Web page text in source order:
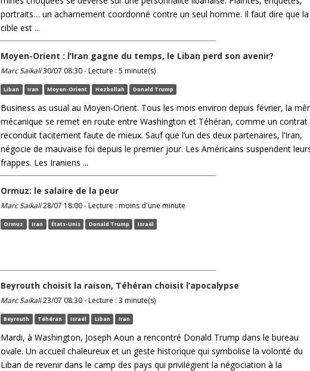
portraits… un acharnement coordonné contre un seul homme. Il faut dire que la
cible est ...
Moyen-Orient : l’Iran gagne du temps, le Liban perd son avenir?
Marc Saikali30/07 08:30 - Lecture : 5 minute(s)
Liban Iran Moyen-Orient Hezbollah Donald Trump
Business as usual au Moyen-Orient. Tous les mois environ depuis février, la
mécanique se remet en route entre Washington et Téhéran, comme un contrat
reconduit tacitement faute de mieux. Sauf que l’un des deux partenaires, l’Iran,
négocie de mauvaise foi depuis le premier jour. Les Américains suspendent
frappes. Les Iraniens ...
Ormuz: le salaire de la peur
Marc Saikali28/07 18:00 - Lecture : moins d'une minute
Ormuz Iran États-Unis Donald Trump Israël
Beyrouth choisit la raison, Téhéran choisit l’apocalypse
Marc Saikali23/07 08:30 - Lecture : 3 minute(s)
Beyrouth Téhéran Israël Liban Iran
Mardi, à Washington, Joseph Aoun a rencontré Donald Trump dans le bureau
ovale. Un accueil chaleureux et un geste historique qui symbolise la volonté du
Liban de revenir dans le camp des pays qui privilégient la négociation à la